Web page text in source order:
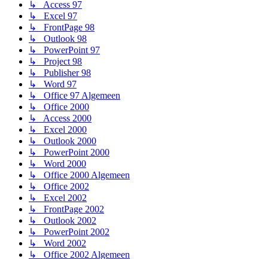
↳ Access 97
↳ Excel 97
↳ FrontPage 98
↳ Outlook 98
↳ PowerPoint 97
↳ Project 98
↳ Publisher 98
↳ Word 97
↳ Office 97 Algemeen
↳ Office 2000
↳ Access 2000
↳ Excel 2000
↳ Outlook 2000
↳ PowerPoint 2000
↳ Word 2000
↳ Office 2000 Algemeen
↳ Office 2002
↳ Excel 2002
↳ FrontPage 2002
↳ Outlook 2002
↳ PowerPoint 2002
↳ Word 2002
↳ Office 2002 Algemeen